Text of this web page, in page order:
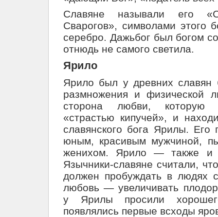
Славяне называли его
Сварогов», символами этого
серебро. Дажьбог был богом
отнюдь не самого светила.
Ярило
Ярило был у древних славян
размножения и физической
сторона любви, которую
«страстью кипучей», и
славянского бога Ярилы. Его
юным, красивым мужчиной,
женихом. Ярило — также и
Язычники-славяне считали,
должен пробуждать в людях
любовь — увеличивать
у Ярилы просили
появлялись первые всходы